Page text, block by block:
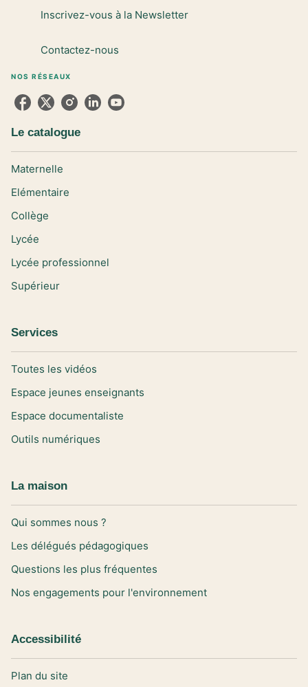
Inscrivez-vous à la Newsletter
Contactez-nous
NOS RÉSEAUX
Le catalogue
Maternelle
Elémentaire
Collège
Lycée
Lycée professionnel
Supérieur
Services
Toutes les vidéos
Espace jeunes enseignants
Espace documentaliste
Outils numériques
La maison
Qui sommes nous ?
Les délégués pédagogiques
Questions les plus fréquentes
Nos engagements pour l'environnement
Accessibilité
Plan du site